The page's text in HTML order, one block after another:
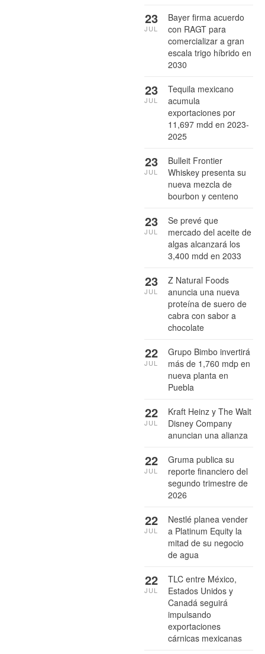
Bayer firma acuerdo
con RAGT para
comercializar a gran
escala trigo híbrido en
2030
23
JUL
Tequila mexicano
acumula
exportaciones por
11,697 mdd en 2023-
2025
23
JUL
Bulleit Frontier
Whiskey presenta su
nueva mezcla de
bourbon y centeno
23
JUL
Se prevé que
mercado del aceite de
algas alcanzará los
3,400 mdd en 2033
23
JUL
Z Natural Foods
anuncia una nueva
proteína de suero de
cabra con sabor a
chocolate
23
JUL
Grupo Bimbo invertirá
más de 1,760 mdp en
nueva planta en
Puebla
22
JUL
Kraft Heinz y The Walt
Disney Company
anuncian una alianza
22
JUL
Gruma publica su
reporte financiero del
segundo trimestre de
2026
22
JUL
Nestlé planea vender
a Platinum Equity la
mitad de su negocio
de agua
22
JUL
TLC entre México,
Estados Unidos y
Canadá seguirá
impulsando
exportaciones
cárnicas mexicanas
22
JUL